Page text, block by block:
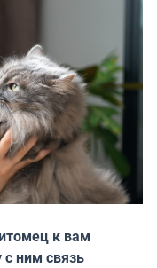
к вам
ним связь